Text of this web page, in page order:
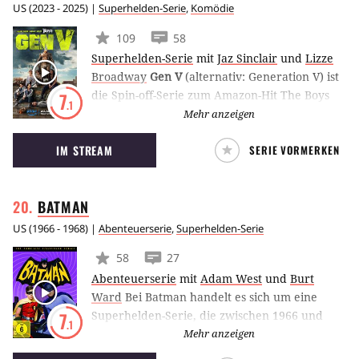
US(2023 - 2025) | Superhelden-Serie, Komödie
7.1
109
58
Superhelden-Serie mit Jaz Sinclair und Lizze
Broadway Gen V(alternativ: Generation V) ist
die Spin-off-Serie zum Amazon-Hit The Boys
und dreht sich um junge Superhelden am
College, die lernen müssen, mit ihren Kräften
umzugehen. Dabei werden sie auch in
Wettbewerben gegeneinander antreten,
Mehr anzeigen
IM STREAM SERIE VORMERKEN
BATMAN
US(1966 - 1968) | Abenteuerserie,Superhelden-Serie
7.1
58
27
Abenteuerserie mit Adam West und Burt
Ward Bei Batman handelt es sich um eine
Superhelden-Serie, die zwischen 1966 und
1968 auf ABC ausgestrahlt wurde. Die
Geschichte dreht sich um Bruce Wayne und
Mehr anzeigen